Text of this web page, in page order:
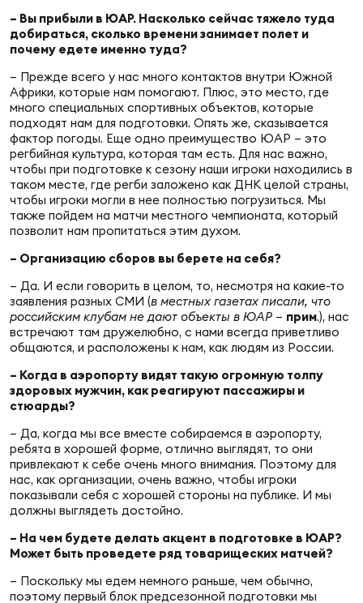
– Вы прибыли в ЮАР. Насколько сейчас тяжело туда
добираться, сколько времени занимает полет и
почему едете именно туда?
– Прежде всего у нас много контактов внутри Южной
Африки, которые нам помогают. Плюс, это место, где
много специальных спортивных объектов, которые
подходят нам для подготовки. Опять же, сказывается
фактор погоды. Еще одно преимущество ЮАР – это
регбийная культура, которая там есть. Для нас важно,
чтобы при подготовке к сезону наши игроки находились в
таком месте, где регби заложено как ДНК целой страны,
чтобы игроки могли в нее полностью погрузиться. Мы
также пойдем на матчи местного чемпионата, который
позволит нам пропитаться этим духом.
– Организацию сборов вы берете на себя?
– Да. И если говорить в целом, то, несмотря на какие-то
заявления разных СМИ (в местных газетах писали, что
российским клубам не дают объекты в ЮАР – прим.), нас
встречают там дружелюбно, с нами всегда приветливо
общаются, и расположены к нам, как людям из России.
– Когда в аэропорту видят такую огромную толпу
здоровых мужчин, как реагируют пассажиры и
стюарды?
– Да, когда мы все вместе собираемся в аэропорту,
ребята в хорошей форме, отлично выглядят, то они
привлекают к себе очень много внимания. Поэтому для
нас, как организации, очень важно, чтобы игроки
показывали себя с хорошей стороны на публике. И мы
должны выглядеть достойно.
– На чем будете делать акцент в подготовке в ЮАР?
Может быть проведете ряд товарищеских матчей?
– Поскольку мы едем немного раньше, чем обычно,
поэтому первый блок предсезонной подготовки мы